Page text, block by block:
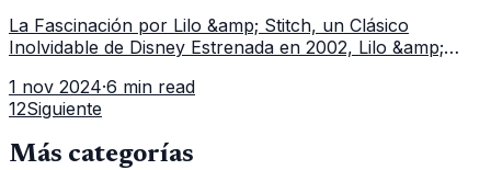
La Fascinación por Lilo &amp; Stitch, un Clásico
Inolvidable de Disney Estrenada en 2002, Lilo &amp;
alrededor del mundo, con su
1 nov 2024·6 min read
12Siguiente
Más categorías